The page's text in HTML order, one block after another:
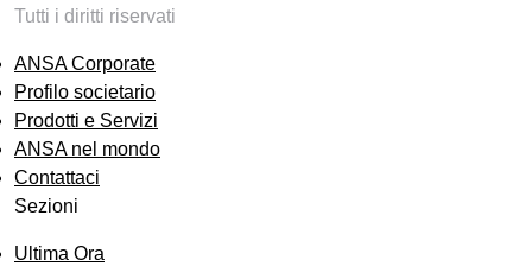
Tutti i diritti riservati
ANSA Corporate
Profilo societario
Prodotti e Servizi
ANSA nel mondo
Contattaci
Sezioni
Ultima Ora